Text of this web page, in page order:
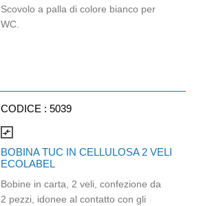
Scovolo a palla di colore bianco per
WC.
CODICE : 5039
compare_arrows
BOBINA TUC IN CELLULOSA 2 VELI
ECOLABEL
Bobine in carta, 2 veli, confezione da
2 pezzi, idonee al contatto con gli